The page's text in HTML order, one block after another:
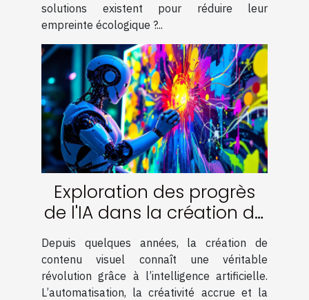
solutions existent pour réduire leur
empreinte écologique ?...
Exploration des progrès
de l'IA dans la création de
contenu visuel
Depuis quelques années, la création de
contenu visuel connaît une véritable
révolution grâce à l’intelligence artificielle.
L’automatisation, la créativité accrue et la